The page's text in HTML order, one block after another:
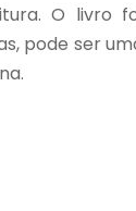
O livro
pode ser